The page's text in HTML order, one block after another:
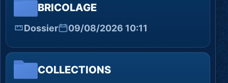
BRICOLAGE
Dossier 09/08/2026 10:11
COLLECTIONS